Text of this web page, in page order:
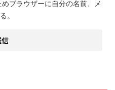
ブラウザーに自分の名前、メ
。